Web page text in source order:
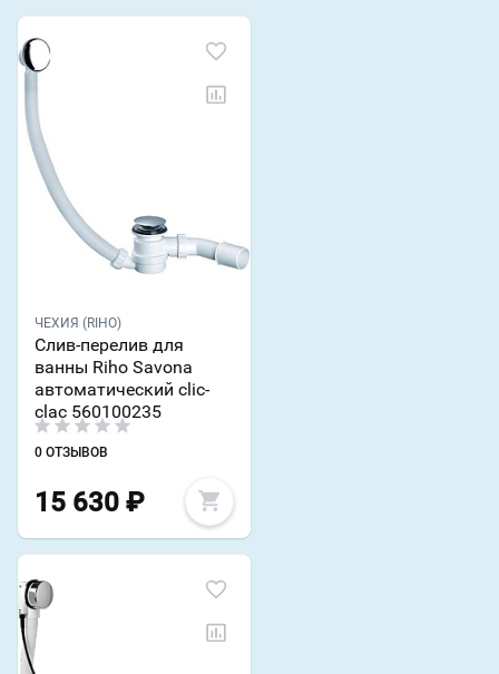
ЧЕХИЯ (RIHO)
Слив-перелив для
ванны Riho Savona
автоматический clic-
clac 560100235
0 ОТЗЫВОВ
15 630 ₽